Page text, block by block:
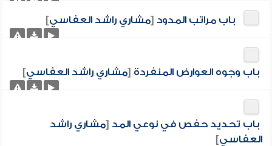
باب مراتب المدود [مشاري راشد العفاسي]
باب وجوه العوارض المنفردة [مشاري راشد العفاسي]
باب تحديد حفص في نوعي المد [مشاري راشد
العفاسي]